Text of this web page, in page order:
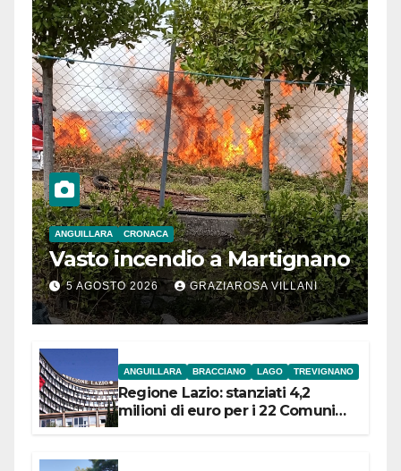
ANGUILLARA CRONACA
Vasto incendio a Martignano
5 AGOSTO 2026 GRAZIAROSA VILLANI
ANGUILLARA BRACCIANO LAGO TREVIGNANO
Regione Lazio: stanziati 4,2
milioni di euro per i 22 Comuni